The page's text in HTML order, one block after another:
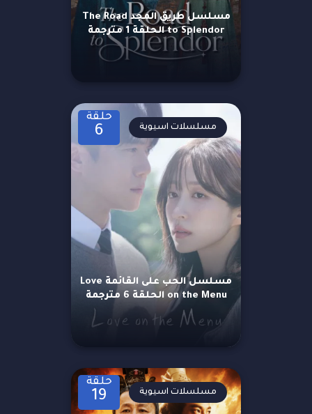
مسلسل طريق المجد The Road
to Splendor الحلقة 1 مترجمة
حلقة
6
مسلسل الحب على القائمة Love
on the Menu الحلقة 6 مترجمة
مسلسلات اسيوية
حلقة
19 مسلسلات اسيوية